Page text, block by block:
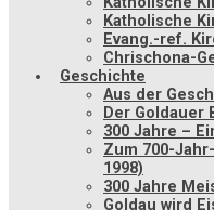
Katholische
Evang.-ref.
Chrischona-
Geschichte
Aus der
Der Goldauer
300 Jahre –
Zum 700-
1998)
300 Jahre
Goldau wird